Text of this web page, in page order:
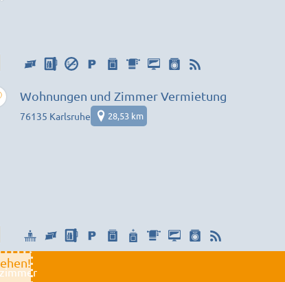
Wohnungen und Zimmer Vermietung
76135 Karlsruhe 28,53 km